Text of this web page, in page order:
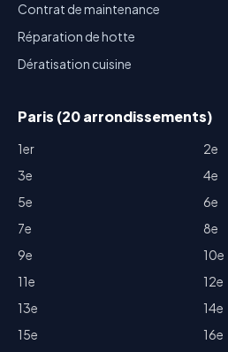
Contrat de maintenance
Réparation de hotte
Dératisation cuisine
Paris (20 arrondissements)
1er
2e
3e
4e
5e
6e
7e
8e
9e
10e
11e
12e
13e
14e
15e
16e